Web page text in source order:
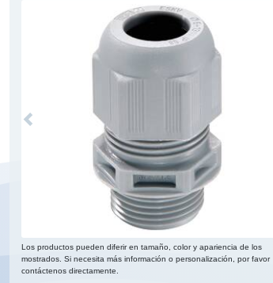
Previous
Los productos pueden diferir en tamaño, color y apariencia de los
mostrados. Si necesita más información o personalización, por favor
contáctenos directamente.